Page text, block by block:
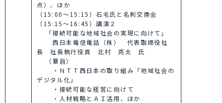
点）、ほか
（15:00～15:15）石毛氏と名刺交換会
（15:15～16:45）講演２
「接続可能な地域社会の実現に向けて」
西日本電信電話（株） 代表取締役社
長 社長執行役員 北村 亮太 氏
（要旨）
・ＮＴＴ西日本の取り組み「地域社会の
デジタル化」
・接続可能な経営に向けて
・人材戦略とＡＩ活用、ほか